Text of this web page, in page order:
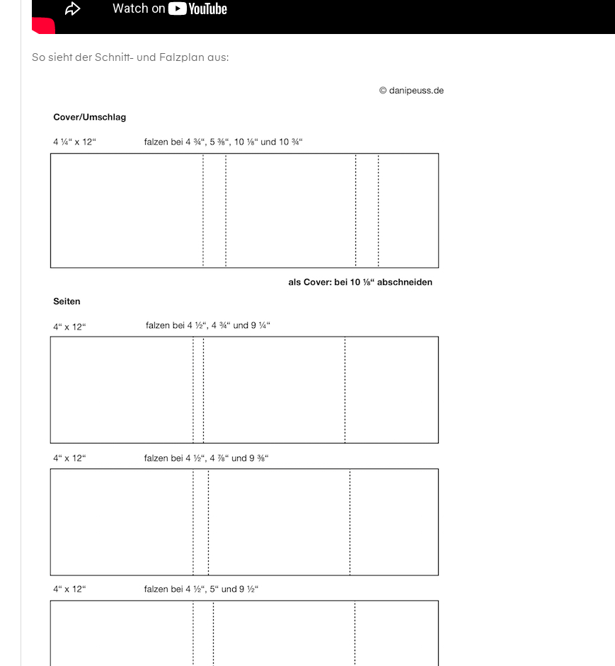
So sieht der Schnitt- und Falzplan aus: